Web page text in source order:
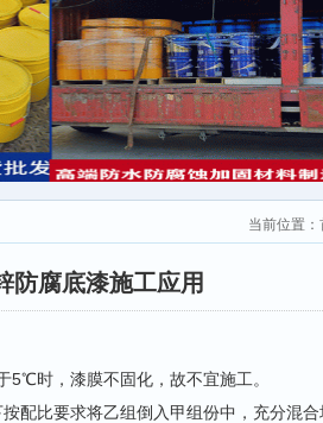
当前位置：
防腐底漆施工应用
时，漆膜不固化，故不宜施工。
配比要求将乙组倒入甲组份中，充分混